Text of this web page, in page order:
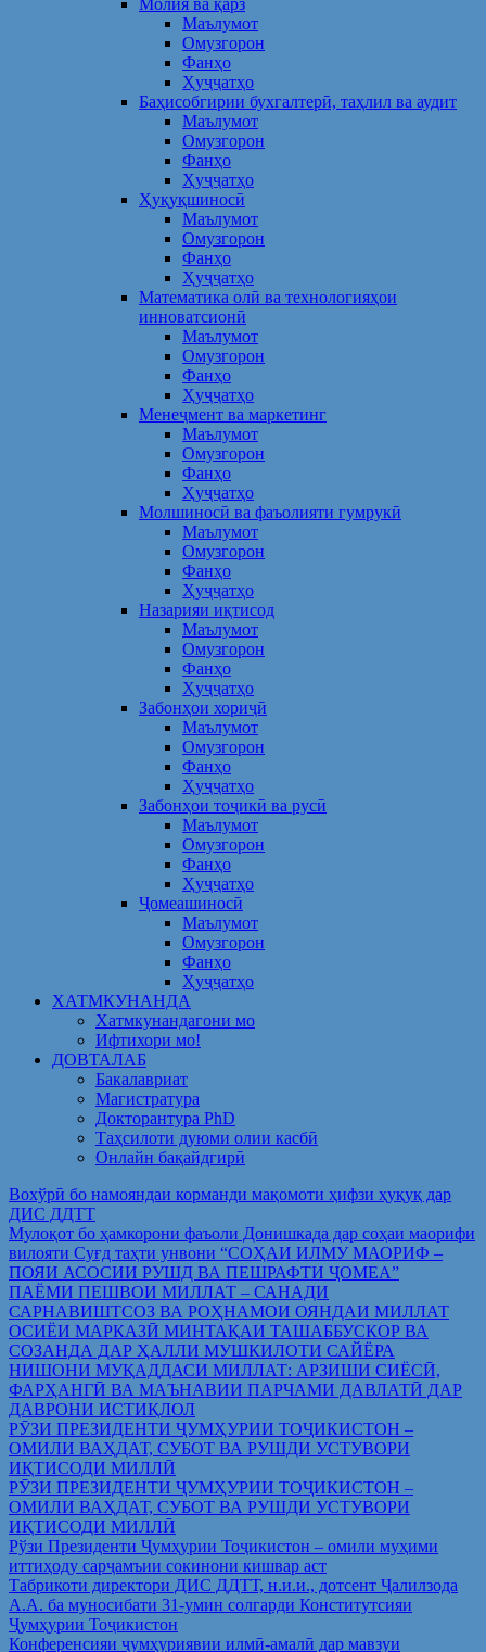
Молия ва қарз
Маълумот
Омузгорон
Фанҳо
Ҳуҷҷатҳо
Баҳисобгирии бухгалтерӣ, таҳлил ва аудит
Маълумот
Омузгорон
Фанҳо
Ҳуҷҷатҳо
Ҳуқуқшиносӣ
Маълумот
Омузгорон
Фанҳо
Ҳуҷҷатҳо
Математика олӣ ва технологияҳои
инноватсионӣ
Маълумот
Омузгорон
Фанҳо
Ҳуҷҷатҳо
Менеҷмент ва маркетинг
Маълумот
Омузгорон
Фанҳо
Ҳуҷҷатҳо
Молшиносӣ ва фаъолияти гумрукӣ
Маълумот
Омузгорон
Фанҳо
Ҳуҷҷатҳо
Назарияи иқтисод
Маълумот
Омузгорон
Фанҳо
Ҳуҷҷатҳо
Забонҳои хориҷӣ
Маълумот
Омузгорон
Фанҳо
Ҳуҷҷатҳо
Забонҳои тоҷикӣ ва русӣ
Маълумот
Омузгорон
Фанҳо
Ҳуҷҷатҳо
Ҷомеашиносӣ
Маълумот
Омузгорон
Фанҳо
Ҳуҷҷатҳо
ХАТМКУНАНДА
Хатмкунандагони мо
Ифтихори мо!
ДОВТАЛАБ
Бакалавриат
Магистратура
Докторантура PhD
Таҳсилоти дуюми олии касбӣ
Онлайн бақайдгирӣ
Вохўрӣ бо намояндаи корманди мақомоти ҳифзи ҳуқуқ дар
ДИС ДДТТ
Мулоқот бо ҳамкорони фаъоли Донишкада дар соҳаи маорифи
вилояти Суғд таҳти унвони “СОҲАИ ИЛМУ МАОРИФ –
ПОЯИ АСОСИИ РУШД ВА ПЕШРАФТИ ҶОМЕА”
ПАЁМИ ПЕШВОИ МИЛЛАТ – САНАДИ
САРНАВИШТСОЗ ВА РОҲНАМОИ ОЯНДАИ МИЛЛАТ
ОСИЁИ МАРКАЗӢ МИНТАҚАИ ТАШАББУСКОР ВА
СОЗАНДА ДАР ҲАЛЛИ МУШКИЛОТИ САЙЁРА
НИШОНИ МУҚАДДАСИ МИЛЛАТ: АРЗИШИ СИЁСӢ,
ФАРҲАНГӢ ВА МАЪНАВИИ ПАРЧАМИ ДАВЛАТӢ ДАР
ДАВРОНИ ИСТИҚЛОЛ
РӮЗИ ПРЕЗИДЕНТИ ҶУМҲУРИИ ТОҶИКИСТОН –
ОМИЛИ ВАҲДАТ, СУБОТ ВА РУШДИ УСТУВОРИ
ИҚТИСОДИ МИЛЛӢ
РӮЗИ ПРЕЗИДЕНТИ ҶУМҲУРИИ ТОҶИКИСТОН –
ОМИЛИ ВАҲДАТ, СУБОТ ВА РУШДИ УСТУВОРИ
ИҚТИСОДИ МИЛЛӢ
Рўзи Президенти Ҷумҳурии Тоҷикистон – омили муҳими
иттиҳоду сарҷамъии сокинони кишвар аст
Табрикоти директори ДИС ДДТТ, н.и.и., дотсент Ҷалилзода
А.А. ба муносибати 31-умин солгарди Конститутсияи
Ҷумҳурии Тоҷикистон
Конференсияи ҷумҳуриявии илмӣ-амалӣ дар мавзуи